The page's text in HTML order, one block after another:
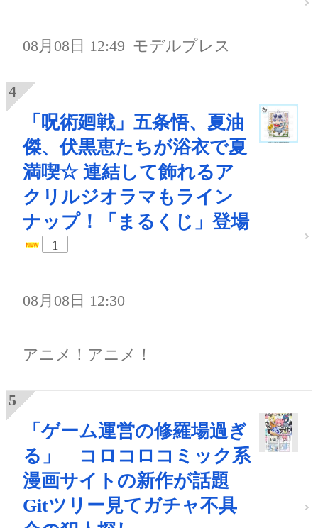
08月08日 12:49 モデルプレス
「呪術廻戦」五条悟、夏油
傑、伏黒恵たちが浴衣で夏
満喫☆ 連結して飾れるア
クリルジオラマもライン
ナップ！「まるくじ」登場
1
08月08日 12:30
アニメ！アニメ！
「ゲーム運営の修羅場過ぎ
る」 コロコロコミック系
漫画サイトの新作が話題
Gitツリー見てガチャ不具